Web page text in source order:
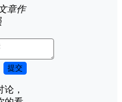
章作
提交
论，